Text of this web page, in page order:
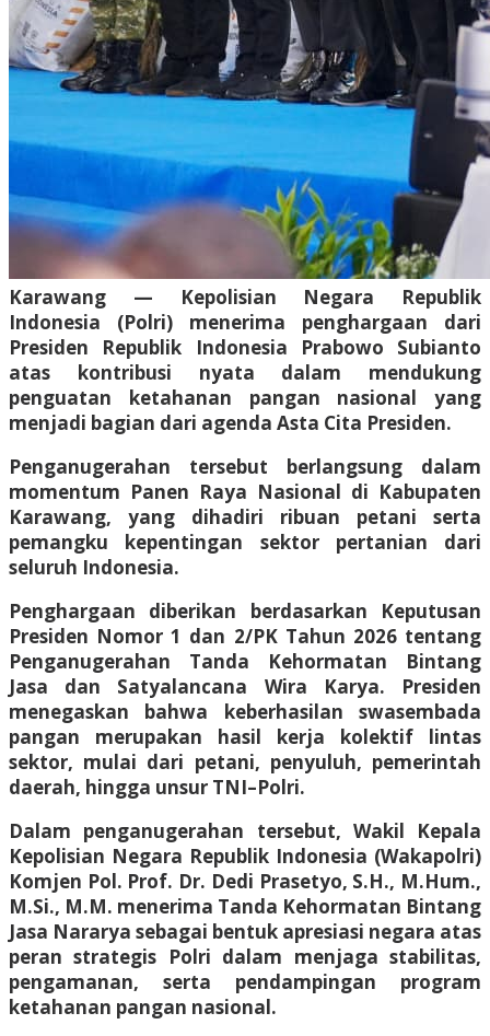
Karawang — Kepolisian Negara Republik
Indonesia (Polri) menerima penghargaan dari
Presiden Republik Indonesia Prabowo Subianto
atas kontribusi nyata dalam mendukung
penguatan ketahanan pangan nasional yang
menjadi bagian dari agenda Asta Cita Presiden.
Penganugerahan tersebut berlangsung dalam
momentum Panen Raya Nasional di Kabupaten
Karawang, yang dihadiri ribuan petani serta
pemangku kepentingan sektor pertanian dari
seluruh Indonesia.
Penghargaan diberikan berdasarkan Keputusan
Presiden Nomor 1 dan 2/PK Tahun 2026 tentang
Penganugerahan Tanda Kehormatan Bintang
Jasa dan Satyalancana Wira Karya. Presiden
menegaskan bahwa keberhasilan swasembada
pangan merupakan hasil kerja kolektif lintas
sektor, mulai dari petani, penyuluh, pemerintah
daerah, hingga unsur TNI–Polri.
Dalam penganugerahan tersebut, Wakil Kepala
Kepolisian Negara Republik Indonesia (Wakapolri)
Komjen Pol. Prof. Dr. Dedi Prasetyo, S.H., M.Hum.,
M.Si., M.M. menerima Tanda Kehormatan Bintang
Jasa Nararya sebagai bentuk apresiasi negara atas
peran strategis Polri dalam menjaga stabilitas,
pengamanan, serta pendampingan program
ketahanan pangan nasional.